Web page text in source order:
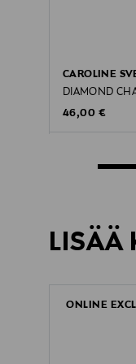
CAROLINE
DIAMOND
Original Price
46,00 €
LISÄÄ
ONLINE